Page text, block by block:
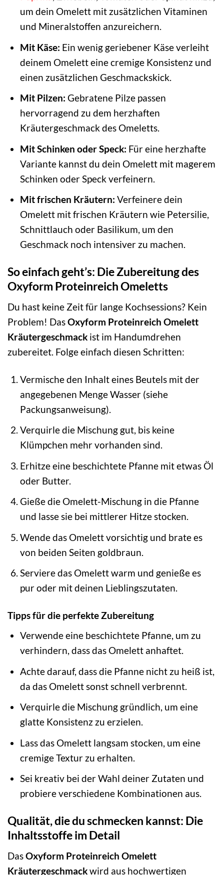
um dein Omelett mit zusätzlichen Vitaminen
und Mineralstoffen anzureichern.
Mit Käse: Ein wenig geriebener Käse verleiht
deinem Omelett eine cremige Konsistenz und
einen zusätzlichen Geschmackskick.
Mit Pilzen: Gebratene Pilze passen
hervorragend zu dem herzhaften
Kräutergeschmack des Omeletts.
Mit Schinken oder Speck: Für eine herzhafte
Variante kannst du dein Omelett mit magerem
Schinken oder Speck verfeinern.
Mit frischen Kräutern: Verfeinere dein
Omelett mit frischen Kräutern wie Petersilie,
Schnittlauch oder Basilikum, um den
Geschmack noch intensiver zu machen.
So einfach geht’s: Die Zubereitung des
Oxyform Proteinreich Omeletts
Du hast keine Zeit für lange Kochsessions? Kein
Problem! DasOxyform Proteinreich Omelett
Kräutergeschmack ist im Handumdrehen
zubereitet. Folge einfach diesen Schritten:
Vermische den Inhalt eines Beutels mit der
angegebenen Menge Wasser (siehe
Packungsanweisung).
Verquirle die Mischung gut, bis keine
Klümpchen mehr vorhanden sind.
Erhitze eine beschichtete Pfanne mit etwas Öl
oder Butter.
Gieße die Omelett-Mischung in die Pfanne
und lasse sie bei mittlerer Hitze stocken.
Wende das Omelett vorsichtig und brate es
von beiden Seiten goldbraun.
Serviere das Omelett warm und genieße es
pur oder mit deinen Lieblingszutaten.
Tipps für die perfekte Zubereitung
Verwende eine beschichtete Pfanne, um zu
verhindern, dass das Omelett anhaftet.
Achte darauf, dass die Pfanne nicht zu heiß ist,
da das Omelett sonst schnell verbrennt.
Verquirle die Mischung gründlich, um eine
glatte Konsistenz zu erzielen.
Lass das Omelett langsam stocken, um eine
cremige Textur zu erhalten.
Sei kreativ bei der Wahl deiner Zutaten und
probiere verschiedene Kombinationen aus.
Qualität, die du schmecken kannst: Die
Inhaltsstoffe im Detail
DasOxyform Proteinreich Omelett
Kräutergeschmackwird aus hochwertigen